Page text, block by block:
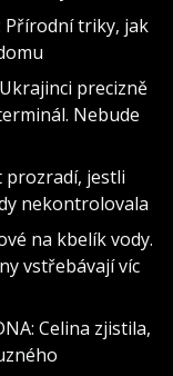
Přírodní triky, jak
precizně
Nebude
prozradí, jestli
nekontrolovala
na kbelík vody.
vstřebávají víc
Celina zjistila,